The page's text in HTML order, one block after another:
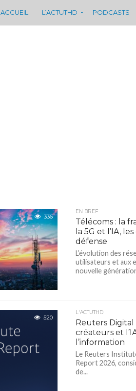
ACCUEIL L’ACTUTHD PODCASTS
336
EN BREF
Télécoms : la
la 5G et l’IA,
défense
L’évolution des
utilisateurs et aux
nouvelle
520
L'ACTUTHD
Reuters Digital
créateurs et
l’information
Le Reuters
Report 2026,
de...